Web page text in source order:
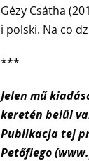
Gézy Csátha
i polski. Na co
***
Jelen mű
keretén belül
Publikacja tej
Petőfiego